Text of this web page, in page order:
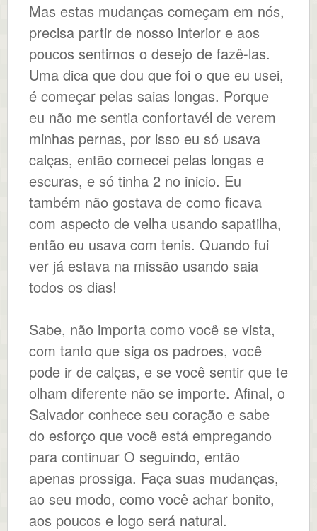
Mas estas mudanças começam em nós,
precisa partir de nosso interior e aos
poucos sentimos o desejo de fazê-las.
Uma dica que dou que foi o que eu usei,
é começar pelas saias longas. Porque
eu não me sentia confortavél de verem
minhas pernas, por isso eu só usava
calças, então comecei pelas longas e
escuras, e só tinha 2 no inicio. Eu
também não gostava de como ficava
com aspecto de velha usando sapatilha,
então eu usava com tenis. Quando fui
ver já estava na missão usando saia
todos os dias!
Sabe, não importa como você se vista,
com tanto que siga os padroes, você
pode ir de calças, e se você sentir que te
olham diferente não se importe. Afinal, o
Salvador conhece seu coração e sabe
do esforço que você está empregando
para continuar O seguindo, então
apenas prossiga. Faça suas mudanças,
ao seu modo, como você achar bonito,
aos poucos e logo será natural.